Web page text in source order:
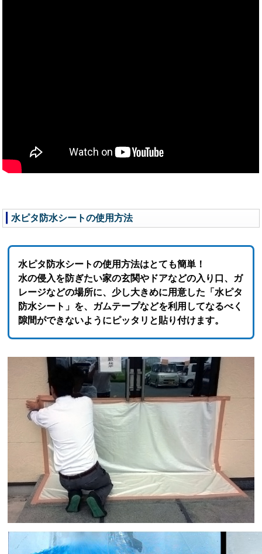
水ピタ防水シートの使用方法
水ピタ防水シートの使用方法はとても簡単！
水の侵入を防ぎたい家の玄関やドアなどの入り口、ガ
レージなどの場所に、少し大きめに用意した「水ピタ
防水シート」を、ガムテープなどを利用してなるべく
隙間ができないようにピッタリと貼り付けます。